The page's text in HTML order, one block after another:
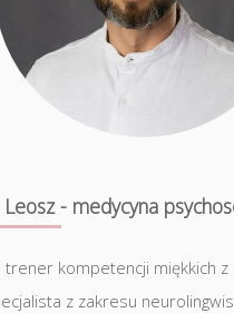
- medycyna
trener kompetencji miękkich
z zakresu